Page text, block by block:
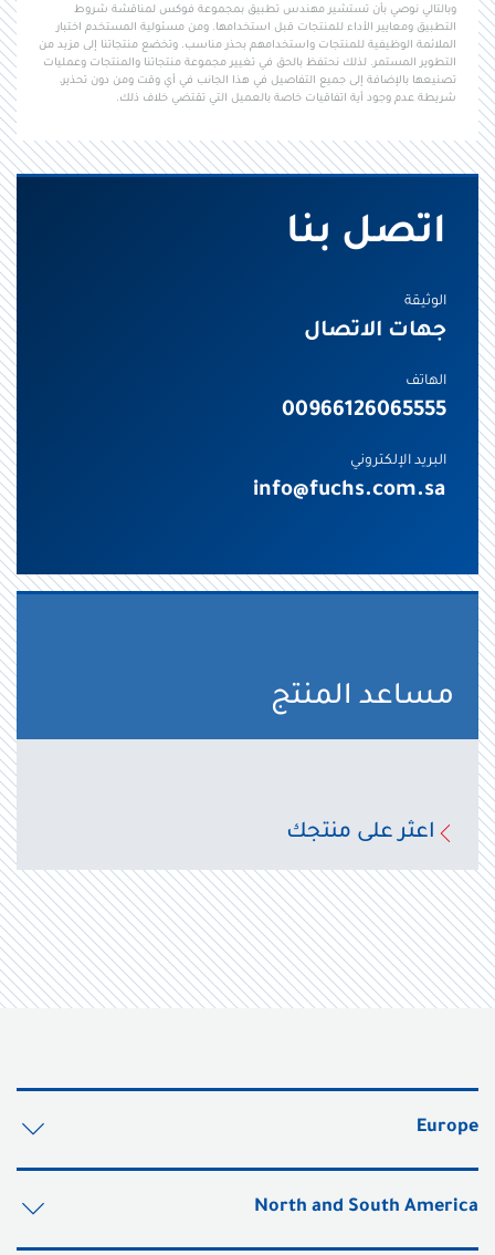
وبالتالي نوصي بأن تستشير مهندس تطبيق بمجموعة فوكس لمناقشة شروط
التطبيق ومعايير الأداء للمنتجات قبل استخدامها. ومن مسئولية المستخدم اختبار
الملائمة الوظيفية للمنتجات واستخدامهم بحذر مناسب. وتخضع منتجاتنا إلى مزيد من
التطوير المستمر. لذلك نحتفظ بالحق في تغيير مجموعة منتجاتنا والمنتجات وعمليات
تصنيعها بالإضافة إلى جميع التفاصيل في هذا الجانب في أي وقت ومن دون تحذير،
شريطة عدم وجود أية اتفاقيات خاصة بالعميل التي تقتضي خلاف ذلك.
اتصل بنا
الوثيقة
جهات الاتصال
الهاتف
00966126065555
البريد الإلكتروني
info@fuchs.com.sa
مساعد المنتج
اعثر على منتجك
Europe
North and South America